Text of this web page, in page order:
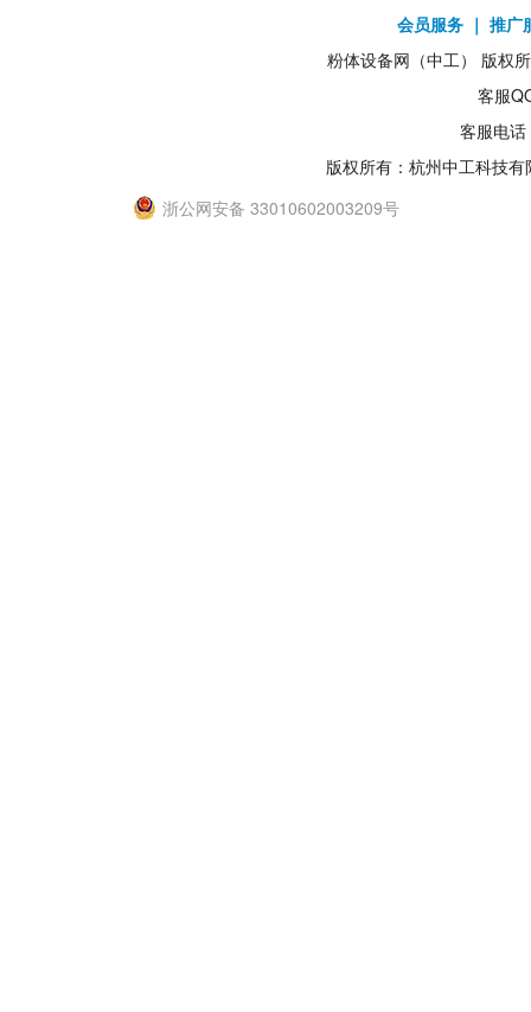
会员服务 ｜ 推广
粉体设备网（中工） 版权
客服
客服电
版权所有：杭州中工科技
浙公网安备 33010602003209号